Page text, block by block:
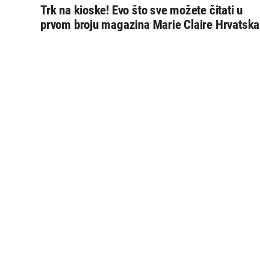
Trk na kioske! Evo što sve možete čitati u
prvom broju magazina Marie Claire Hrvatska